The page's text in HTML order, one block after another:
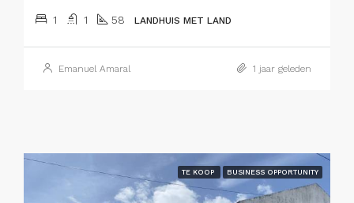
1 1 58 LANDHUIS MET LAND
Emanuel Amaral 1 jaar geleden
TE KOOP BUSINESS OPPORTUNITY